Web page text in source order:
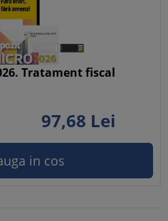
Tratament fiscal
97,68 Lei
in cos